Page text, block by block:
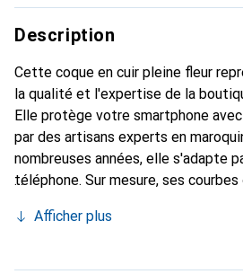
Description
Cette coque en cuir pleine fleur
la qualité et l'expertise de la
Elle protège votre smartphone
par des artisans experts en
nombreuses années, elle s'adapte
téléphone. Sur mesure, ses
chic et essentiel de votre
marque Noreve est un choix sûr
Afficher plus